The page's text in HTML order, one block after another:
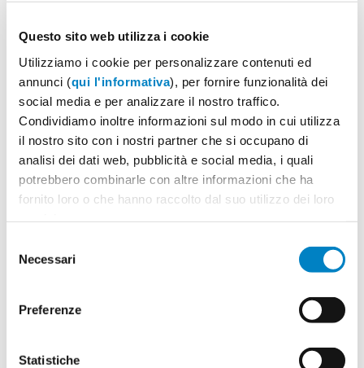
Questo sito web utilizza i cookie
Utilizziamo i cookie per personalizzare contenuti ed
annunci (qui l'informativa), per fornire funzionalità dei
social media e per analizzare il nostro traffico.
Condividiamo inoltre informazioni sul modo in cui utilizza
il nostro sito con i nostri partner che si occupano di
analisi dei dati web, pubblicità e social media, i quali
potrebbero combinarle con altre informazioni che ha
fornito loro o che hanno raccolto dal suo utilizzo dei loro
delNecessari
Preferenze
Statistiche
PREVENTIVO & BOZZA GRATUITA
Potrai indicare successivamente la suddivisione per
taglie e colore
1 Seleziona il colore:
2 Quantità